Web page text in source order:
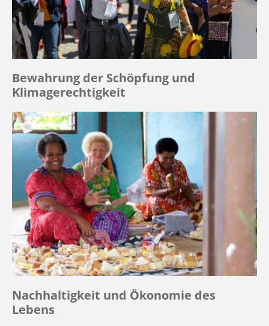
Bewahrung der Schöpfung und
Klimagerechtigkeit
Nachhaltigkeit und Ökonomie des
Lebens